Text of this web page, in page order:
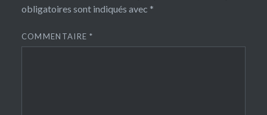
obligatoires sont indiqués avec *
COMMENTAIRE*